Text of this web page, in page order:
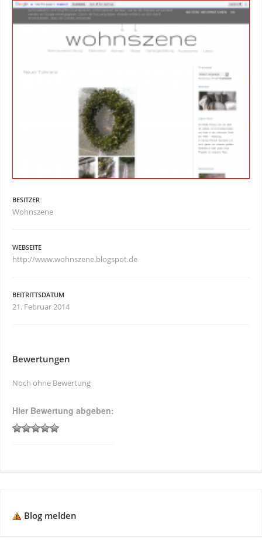
BESITZER
Wohnszene
WEBSEITE
http://www.wohnszene.blogspot.de
BEITRITTSDATUM
21. Februar 2014
Bewertungen
Noch ohne Bewertung
Hier Bewertung abgeben:
Blog melden